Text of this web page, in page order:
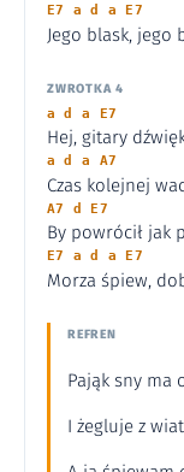
E7 a d a E7
Jego blask, jego
ZWROTKA 4
a d a E7
Hej, gitary
a d a A7
Czas kolejnej
A7 d E7
By powrócił jak
E7 a d a E7
Morza śpiew,
REFREN
Pająk sny ma
I żegluje z